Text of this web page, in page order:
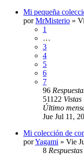
Mi pequeña
porMrMisterio »
1
…
3
4
5
6
7
96
51122 Vistas
Último
Jue Jul 11,
Mi colección de
porYagami » Vie
8 Respuestas